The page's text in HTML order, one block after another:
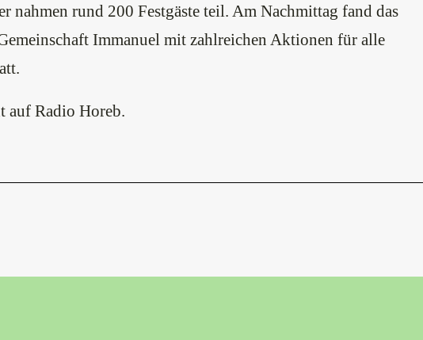
nahmen rund 200 Festgäste teil. Am Nachmittag fand das
Immanuel mit zahlreichen Aktionen für alle
auf Radio Horeb.